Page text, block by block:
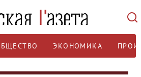
ЭКОНОМИКА